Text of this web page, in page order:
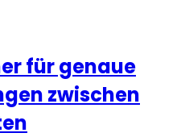
für genaue
zwischen